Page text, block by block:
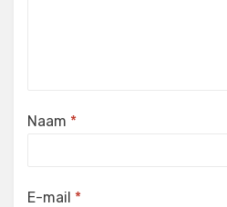
Naam *
E-mail *